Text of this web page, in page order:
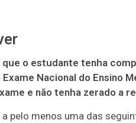
o estudante tenha
Nacional do Ensino
e não tenha zerado a
pelo menos uma das